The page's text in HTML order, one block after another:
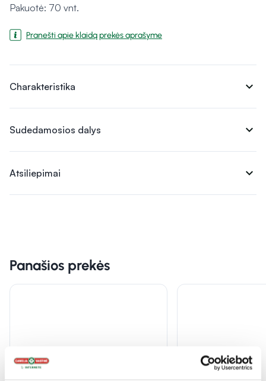
Pakuotė: 70 vnt.
Pranešti apie klaidą prekės aprašyme
Charakteristika expand_more
Sudedamosios dalys expand_more
Atsiliepimai expand_more
Panašios prekės